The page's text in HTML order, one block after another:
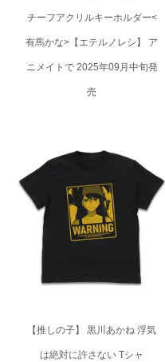
チーフアクリルキーホルダー<
有馬かな>【エテルノレシ】 ア
ニメイトで 2025年09月中旬発
売
【推しの子】 黒川あかね 浮気
は絶対に許さない Tシャ